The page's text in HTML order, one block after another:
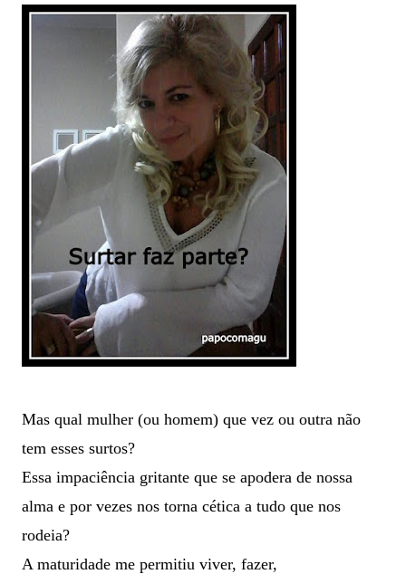
Mas qual mulher (ou homem) que vez ou outra não
tem esses surtos?
Essa impaciência gritante que se apodera de nossa
alma e por vezes nos torna cética a tudo que nos
rodeia?
A maturidade me permitiu viver, fazer,